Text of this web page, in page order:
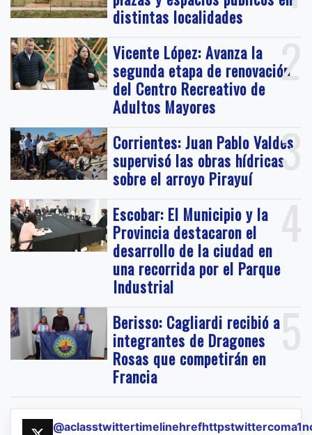
distintas localidades
2
Vicente López: Avanza la
segunda etapa de renovación
del Centro Recreativo de
Adultos Mayores
3
Corrientes: Juan Pablo Valdés
supervisó las obras hídricas
sobre el arroyo Pirayuí
4
Escobar: El Municipio y la
Provincia destacaron el
desarrollo de la ciudad en
una recorrida por el Parque
Industrial
5
Berisso: Cagliardi recibió a
integrantes de Dragones
Rosas que competirán en
Francia